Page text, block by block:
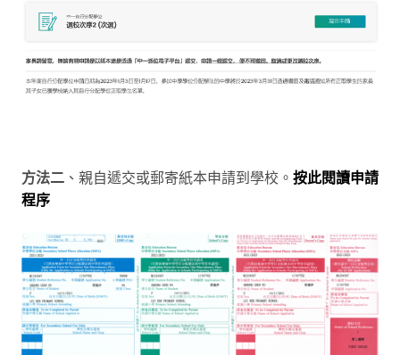
方法二 、親自遞交或郵寄紙本申請到學校。 按此閱讀申請
程序